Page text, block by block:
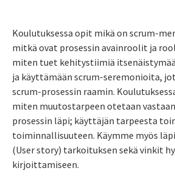
Koulutuksessa opit mikä on scrum-
mitkä ovat prosessin avainroolit ja
miten tuet kehitystiimiä
ja käyttämään scrum-seremonioita,
scrum-prosessin raamin.
miten muutostarpeen otetaan
prosessin läpi; käyttäjän tarpeesta
toiminnallisuuteen. Käymme myös
(User story) tarkoituksen sekä vinkit
kirjoittamiseen.